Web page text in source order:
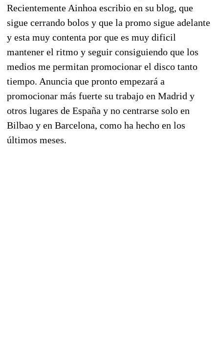
Recientemente Ainhoa escribio en su blog, que
sigue cerrando bolos y que la promo sigue adelante
y esta muy contenta por que es muy dificil
mantener el ritmo y seguir consiguiendo que los
medios me permitan promocionar el disco tanto
tiempo. Anuncia que pronto empezará a
promocionar más fuerte su trabajo en Madrid y
otros lugares de España y no centrarse solo en
Bilbao y en Barcelona, como ha hecho en los
últimos meses.